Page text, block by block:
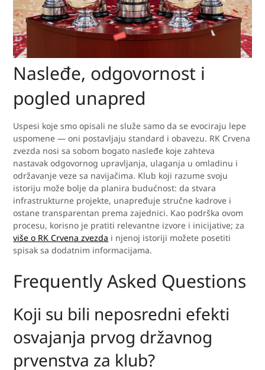
Nasleđe, odgovornost i
pogled unapred
Uspesi koje smo opisali ne služe samo da se evociraju lepe
uspomene — oni postavljaju standard i obavezu. RK Crvena
zvezda nosi sa sobom bogato nasleđe koje zahteva
nastavak odgovornog upravljanja, ulaganja u omladinu i
održavanje veze sa navijačima. Klub koji razume svoju
istoriju može bolje da planira budućnost: da stvara
infrastrukturne projekte, unapređuje stručne kadrove i
ostane transparentan prema zajednici. Kao podrška ovom
procesu, korisno je pratiti relevantne izvore i inicijative; za
više o RK Crvena zvezda i njenoj istoriji možete posetiti
spisak sa dodatnim informacijama.
Frequently Asked Questions
Koji su bili neposredni efekti
osvajanja prvog državnog
prvenstva za klub?